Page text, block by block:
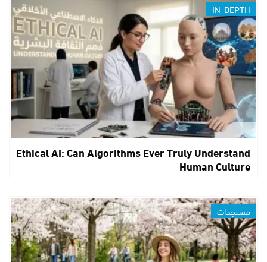
IN-DEPTH
Ethical AI: Can Algorithms Ever Truly Understand
Human Culture
مستجدات